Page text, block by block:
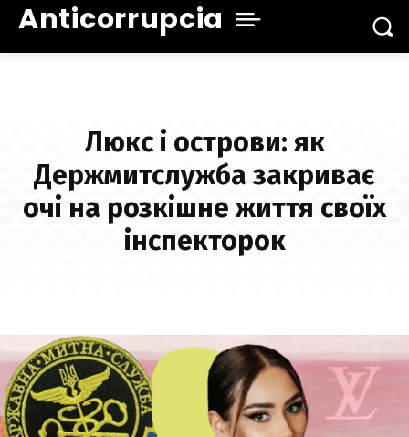
Anticorrupcia
Люкс і острови: як
Держмитслужба закриває
очі на розкішне життя своїх
інспекторок